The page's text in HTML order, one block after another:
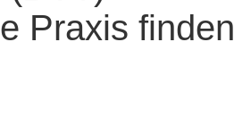
Praxis finden